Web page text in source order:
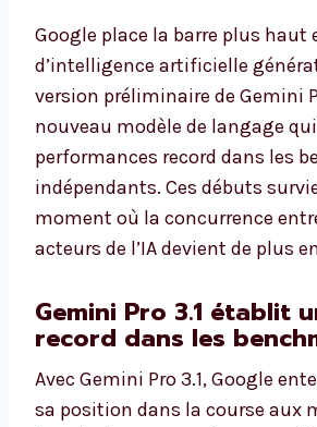
Google place la barre plus haut
d’intelligence artificielle
version préliminaire de Gemini
nouveau modèle de langage
performances record dans les
indépendants. Ces débuts
moment où la concurrence
acteurs de l’IA devient de plus
Gemini Pro 3.1 établit
record dans les
Avec Gemini Pro 3.1, Google
sa position dans la course aux